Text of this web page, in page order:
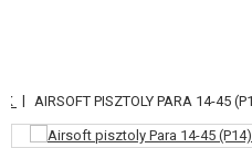
KATEGÓRIA
| AIRSOFT PISZTOLY PARA 14-45